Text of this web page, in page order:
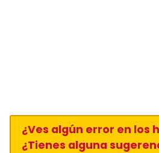
¿Ves algún error en los
¿Tienes alguna